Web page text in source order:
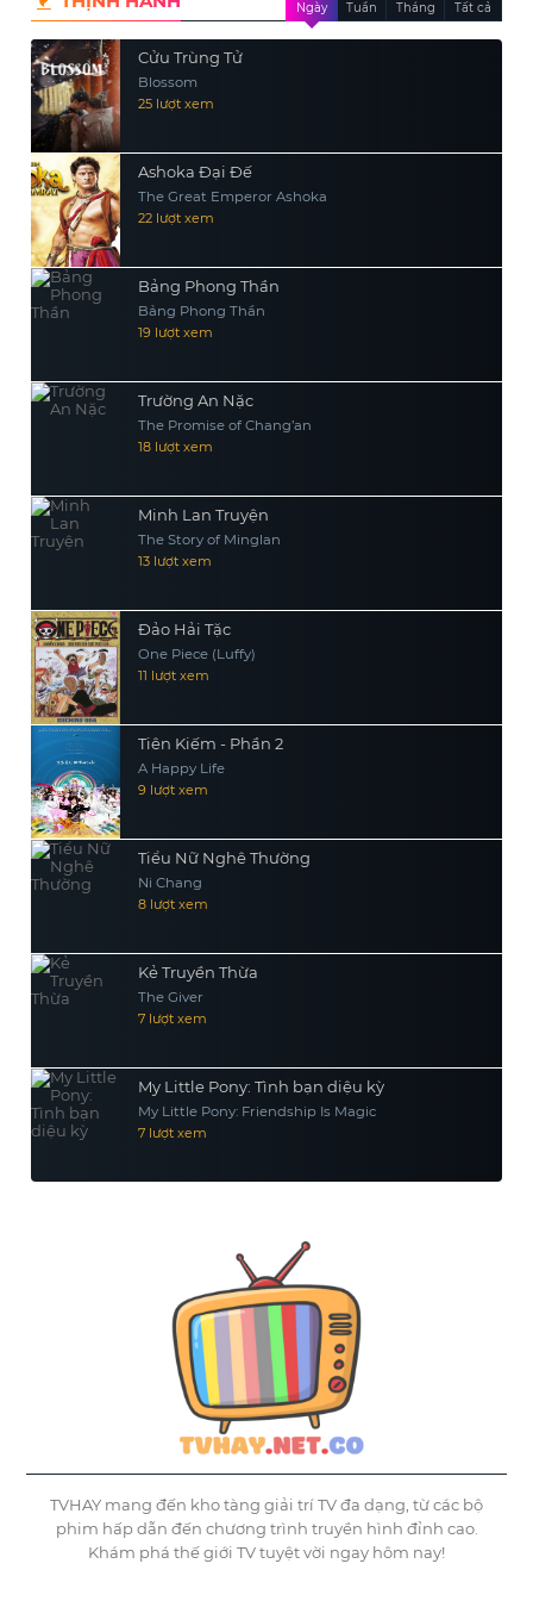
Ngày Tuần Tháng Tất cả
Cửu Trùng Tử
Blossom
25 lượt xem
Ashoka Đại Đế
The Great Emperor Ashoka
22 lượt xem
Bảng Phong Thần
Bảng Phong Thần
19 lượt xem
Trường An Nặc
The Promise of Chang’an
18 lượt xem
Minh Lan Truyện
The Story of Minglan
13 lượt xem
Đảo Hải Tặc
One Piece (Luffy)
11 lượt xem
Tiên Kiếm - Phần 2
A Happy Life
9 lượt xem
Tiểu Nữ Nghê Thường
Ni Chang
8 lượt xem
Kẻ Truyền Thừa
The Giver
7 lượt xem
My Little Pony: Tình bạn diệu kỳ
My Little Pony: Friendship Is Magic
7 lượt xem
TVHAY mang đến kho tàng giải trí TV đa dạng, từ các bộ
phim hấp dẫn đến chương trình truyền hình đỉnh cao.
Khám phá thế giới TV tuyệt vời ngay hôm nay!